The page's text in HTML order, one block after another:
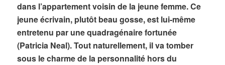
dans l’appartement voisin de la jeune femme. Ce
jeune écrivain, plutôt beau gosse, est lui-même
entretenu par une quadragénaire fortunée
(Patricia Neal). Tout naturellement, il va tomber
sous le charme de la personnalité hors du